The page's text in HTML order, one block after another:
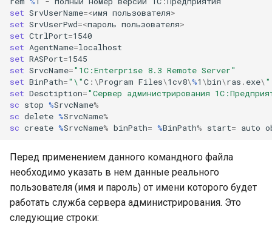
set SrvUserName=<имя пользователя>
set SrvUserPwd=<пароль пользователя>
set CtrlPort=1540
set AgentName=localhost
set RASPort=1545
set SrvcName="1C:Enterprise 8.3 Remote Server"
set BinPath="\"C :\Program Files\1cv8\%1 \bin\ras . exe\ "
set Desctiption="Сервер администрирования
sc stop %SrvcName%
sc delete %SrvcName%
sc create %SrvcName% binPath= %BinPath% start= auto
Перед применением данного командного файла
необходимо указать в нем данные реального
пользователя (имя и пароль) от имени которого будет
работать служба сервера администрирования. Это
следующие строки: